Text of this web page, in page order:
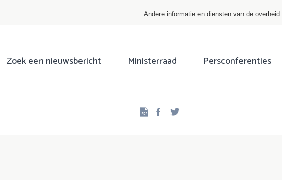
Andere informatie en diensten van de overheid:
Zoek een nieuwsbericht Ministerraad Persconferenties
Facebook